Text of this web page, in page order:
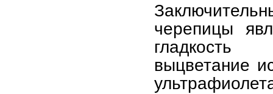
черепицы
гладкость
выцветание